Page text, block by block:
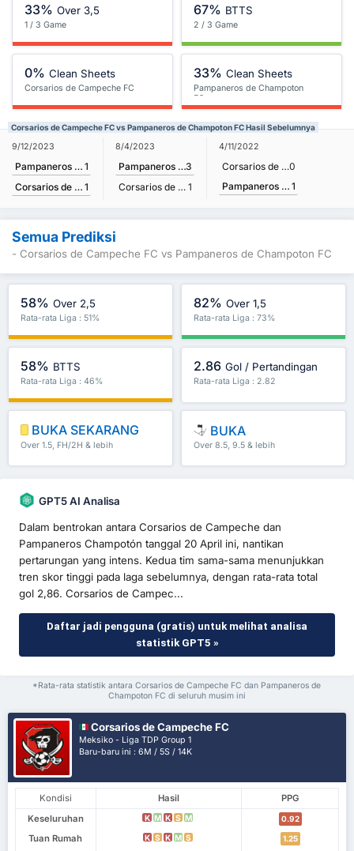
33% Over 3,5
1 / 3 Game
67% BTTS
2 / 3 Game
0% Clean Sheets
Corsarios de Campeche FC
33% Clean Sheets
Pampaneros de Champoton
FC
Corsarios de Campeche FC vs Pampaneros de Champoton FC Hasil Sebelumnya
9/12/2023
Pampaneros de Champoton FC 1
Corsarios de Campeche FC 1
8/4/2023
Pampaneros de Champoton FC3
Corsarios de Campeche FC 1
4/11/2022
Corsarios de Campeche FC0
Pampaneros de Champoton FC 1
Semua Prediksi
- Corsarios de Campeche FC vs Pampaneros de Champoton FC
58% Over 2,5
Rata-rata Liga : 51%
82% Over 1,5
Rata-rata Liga : 73%
58% BTTS
Rata-rata Liga : 46%
2.86 Gol / Pertandingan
Rata-rata Liga : 2.82
BUKA SEKARANG
Over 1.5, FH/2H & lebih
BUKA
Over 8.5, 9.5 & lebih
GPT5 AI Analisa
Dalam bentrokan antara Corsarios de Campeche dan
Pampaneros Champotón tanggal 20 April ini, nantikan
pertarungan yang intens. Kedua tim sama-sama menunjukkan
tren skor tinggi pada laga sebelumnya, dengan rata-rata total
gol 2,86. Corsarios de Campec...
Daftar jadi pengguna (gratis) untuk melihat analisa
statistik GPT5 »
*Rata-rata statistik antara Corsarios de Campeche FC dan Pampaneros de
Champoton FC di seluruh musim ini
Corsarios de Campeche FC
Meksiko - Liga TDP Group 1
Baru-baru ini : 6M / 5S / 14K
Kondisi Hasil
PPG
Keseluruhan
K M K S M 0.92
Tuan Rumah K S K M S 1.25